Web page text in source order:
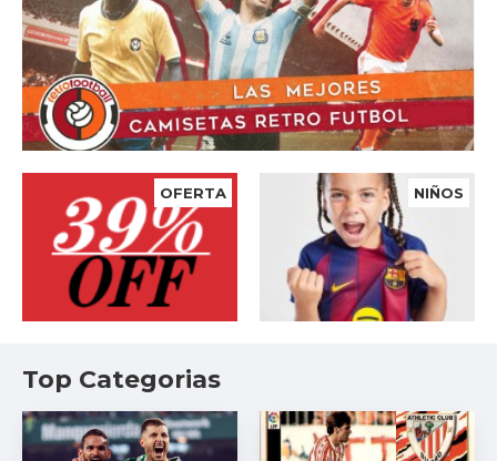
OFERTA NIÑOS
Top Categorias